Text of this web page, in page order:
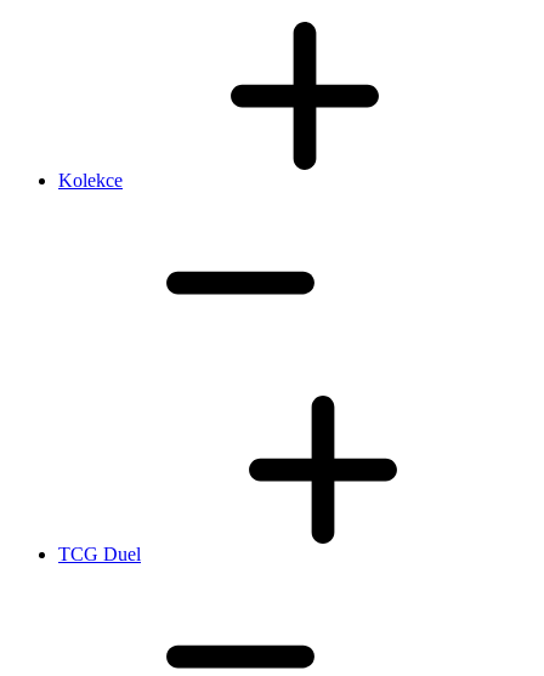
Kolekce
TCG Duel